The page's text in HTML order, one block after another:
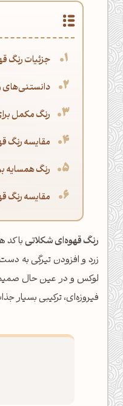
جزئیات رنگ
دانستنی‌های
رنگ مکمل
مقایسه رنگ
رنگ همسایه
مقایسه رنگ
رنگ قهوه‌ای شکلاتی
زرد و افزودن تیرگی به
لوکس و در عین حال
فیروزه‌ای، ترکیبی بسیار